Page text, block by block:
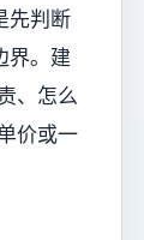
先判断
界。建
、怎么
价或一